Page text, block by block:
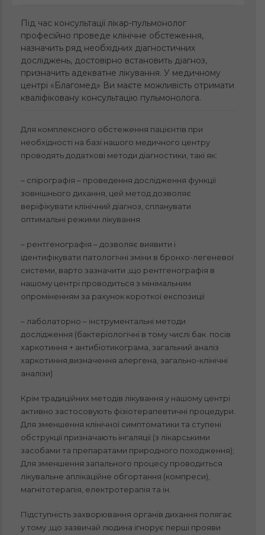
Під час консультації лікар-пульмонолог
професійно проведе клінічне обстеження,
назначить ряд необхідних діагностичних
досліджень, достовірно встановить діагноз,
призначить адекватне лікування. У медичному
центрі «Благомед» Ви маєте можливість отримати
кваліфіковану консультацію пульмонолога.
Для комплексного обстеження пацієнтів при
необхідності на базі нашого медичного центру
проводять додаткові методи діагностики, такі як:
– спірографія – проведення дослідження функції
зовнішнього дихання, цей метод дозволяє
веріфікувати клінічний діагноз, спланувати
оптимальні режими лікування
– рентгенографія – дозволяє виявити і
ідентифікувати патологічні зміни в бронхо-легеневої
системи, варто зазначити ,що рентгенографія в
нашому центрі проводиться з мінімальним
опроміненням за рахунок короткої експозиції
– лаболаторно – інструментальні методи
дослідження (бактеріологічні в тому числі бак. посів
харкотиння + антибіотикограма, загальний аналіз
харкотиння,визначення алергена, загально-клінічні
аналізи)
Крім традиційних методів лікування у нашому центрі
активно застосовують фізіотерапевтичні процедури.
Для зменшення клінічної симптоматики та ступені
обструкції призначають інгаляції (з лікарськими
засобами та препаратами природного походження);
Для зменшення запального процесу проводиться
лікувальне аплікаційне обгортання (компреси),
магнітотерапія електротерапія та ін.
Підступність захворювання органів дихання полягає
у тому ,що зазвичай людина ігнорує перші прояви